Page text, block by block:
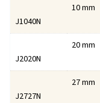
J1040N
10 mm
J2020N
20 mm
J2727N
27 mm